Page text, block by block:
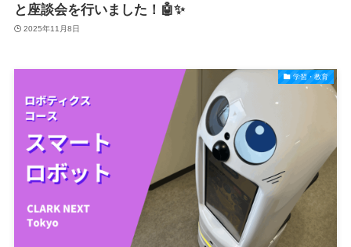
と座談会を行いました！🤖✨
2025年11月8日
学習・教育